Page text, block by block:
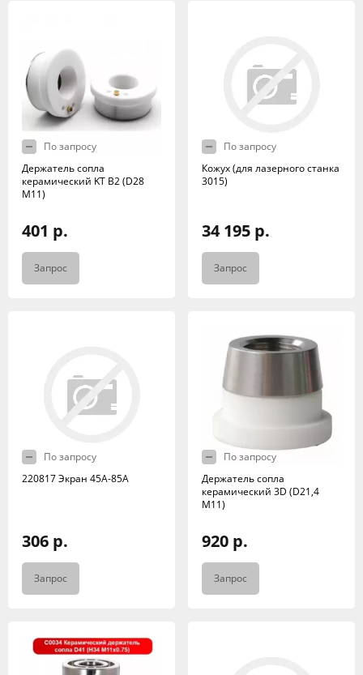
По запросу
Держатель сопла
керамический KT B2 (D28
M11)
401 р.
Запрос
По запросу
Кожух (для лазерного станка
3015)
34 195 р.
Запрос
По запросу
220817 Экран 45A-85A
306 р.
Запрос
По запросу
Держатель сопла
керамический 3D (D21,4
M11)
920 р.
Запрос